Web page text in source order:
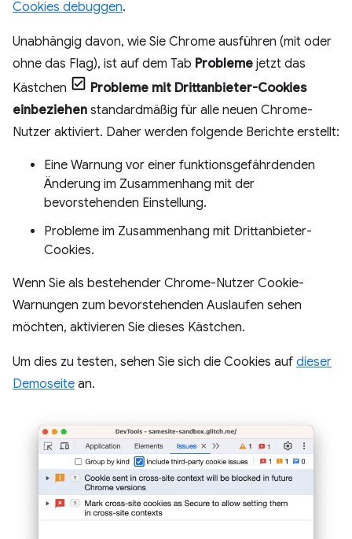
Cookies debuggen.
Unabhängig davon, wie Sie Chrome ausführen (mit oder
ohne das Flag), ist auf dem Tab Probleme jetzt das
Kästchen
Probleme mit Drittanbieter-Cookies
einbeziehen standardmäßig für alle neuen Chrome-
Nutzer aktiviert. Daher werden folgende Berichte erstellt:
Eine Warnung vor einer funktionsgefährdenden
Änderung im Zusammenhang mit der
bevorstehenden Einstellung.
Probleme im Zusammenhang mit Drittanbieter-
Cookies.
Wenn Sie als bestehender Chrome-Nutzer Cookie-
Warnungen zum bevorstehenden Auslaufen sehen
möchten, aktivieren Sie dieses Kästchen.
Um dies zu testen, sehen Sie sich die Cookies auf dieser
Demoseite an.